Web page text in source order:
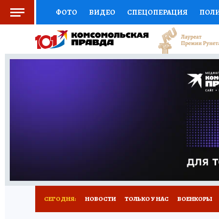
ФОТО ВИДЕО СПЕЦОПЕРАЦИЯ
СОЦПОДДЕРЖКА НАУКА СПОРТ
ВЫБОР ЭКСПЕРТОВ ДОКТОР
ПРОГНОЗЫ НА СПОРТ
НОВОЕ
СЕГОДНЯ: НОВОСТИ ТОЛЬКО У НАС ВОЕНКОРЫ